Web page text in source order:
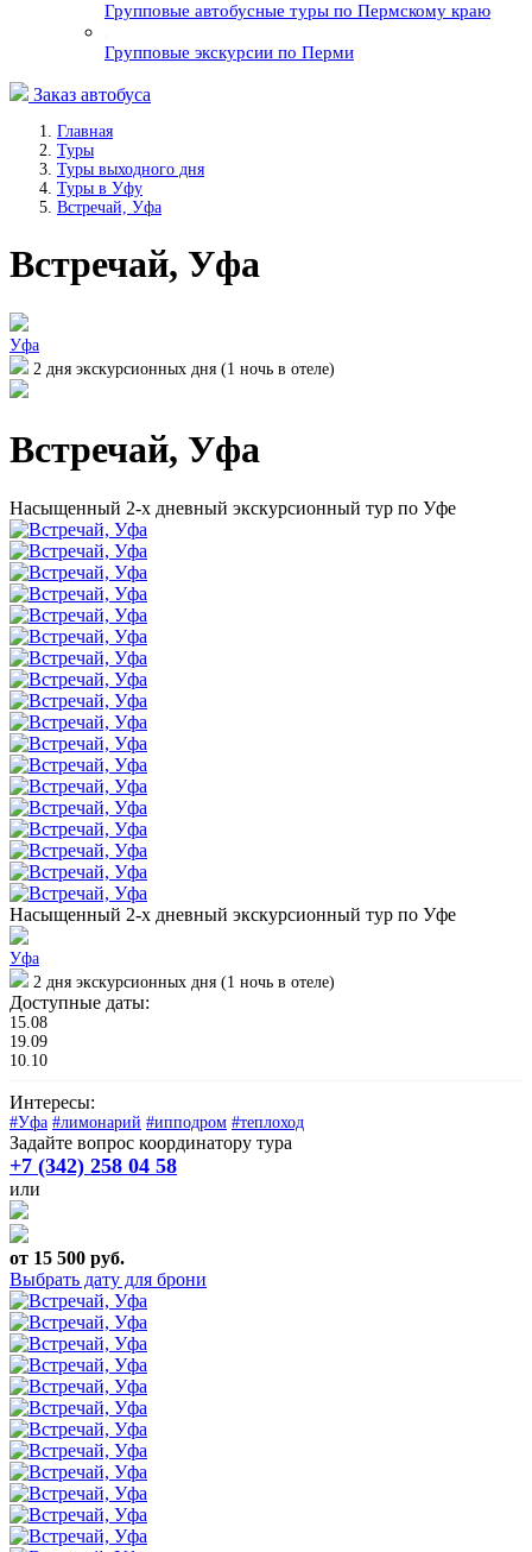
Групповые автобусные туры по Пермскому краю
Групповые экскурсии по Перми
Заказ автобуса
Главная
Туры
Туры выходного дня
Туры в Уфу
Встречай, Уфа
Встречай, Уфа
Уфа
2 дня экскурсионных дня (1 ночь в отеле)
Встречай, Уфа
Насыщенный 2-х дневный экскурсионный тур по Уфе
Насыщенный 2-х дневный экскурсионный тур по Уфе
Уфа
2 дня экскурсионных дня (1 ночь в отеле)
Доступные даты:
15.08
19.09
10.10
Интересы:
#Уфа #лимонарий #ипподром #теплоход
Задайте вопрос координатору тура
+7 (342) 258 04 58
или
от 15 500 руб.
Выбрать дату для брони